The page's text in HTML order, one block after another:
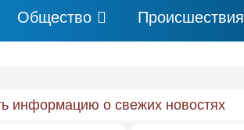
Общество Происшествия
информацию о свежих новостях